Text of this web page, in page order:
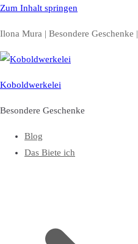
Zum Inhalt springen
Ilona Mura | Besondere Geschenke |
Koboldwerkelei
Besondere Geschenke
Blog
Das Biete ich